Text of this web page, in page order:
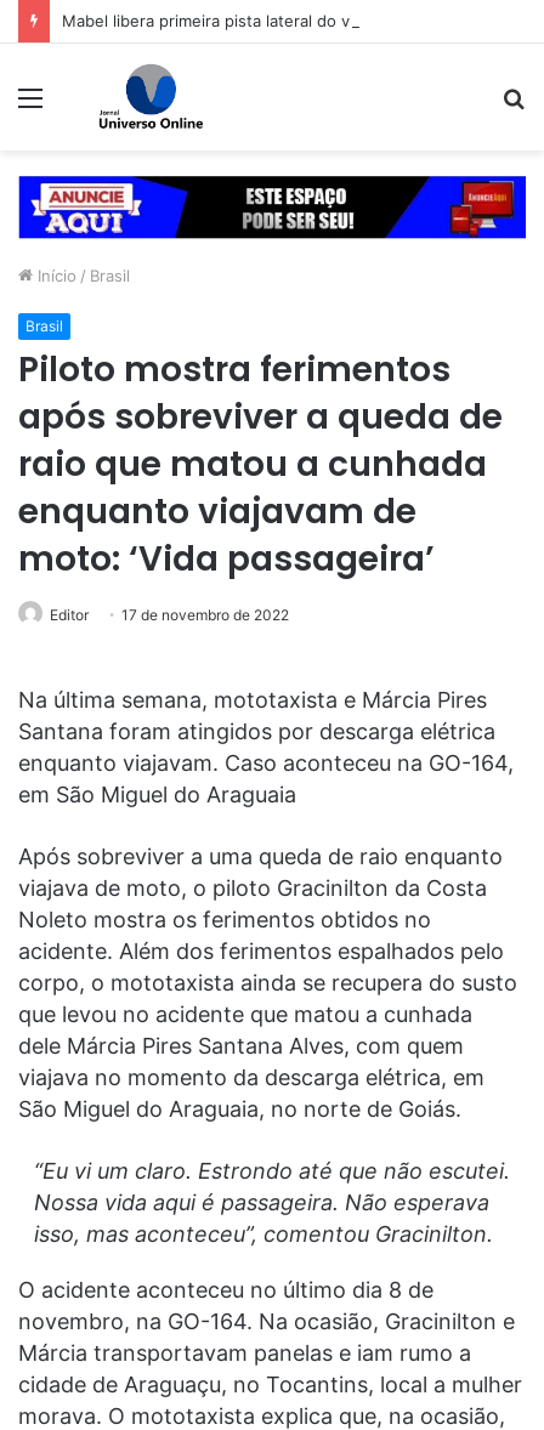
Menu
Início / Brasil
Brasil
Piloto mostra ferimentos
após sobreviver a queda de
raio que matou a cunhada
enquanto viajavam de
moto: ‘Vida passageira’
Editor 17 de novembro de 2022
Na última semana, mototaxista e Márcia Pires
Santana foram atingidos por descarga elétrica
enquanto viajavam. Caso aconteceu na GO-164,
em São Miguel do Araguaia
Após sobreviver a uma queda de raio enquanto
viajava de moto, o piloto Gracinilton da Costa
Noleto mostra os ferimentos obtidos no
acidente. Além dos ferimentos espalhados pelo
corpo, o mototaxista ainda se recupera do susto
que levou no acidente que matou a cunhada
dele Márcia Pires Santana Alves, com quem
viajava no momento da descarga elétrica, em
São Miguel do Araguaia, no norte de Goiás.
“Eu vi um claro. Estrondo até que não escutei.
Nossa vida aqui é passageira. Não esperava
isso, mas aconteceu”, comentou Gracinilton.
O acidente aconteceu no último dia 8 de
novembro, na GO-164. Na ocasião, Gracinilton e
Márcia transportavam panelas e iam rumo a
cidade de Araguaçu, no Tocantins, local a mulher
morava. O mototaxista explica que, na ocasião,